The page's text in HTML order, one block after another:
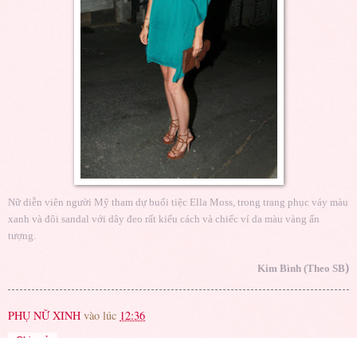
Nữ diễn viên người Mỹ tham dự buổi tiệc Ella Moss, trong trang phục váy màu
xanh và đôi sandal với dây đeo rất kiểu cách và chiếc ví da màu vàng ấn
tượng.
Kim Bình (Theo SB)
PHỤ NỮ XINH vào lúc 12:36